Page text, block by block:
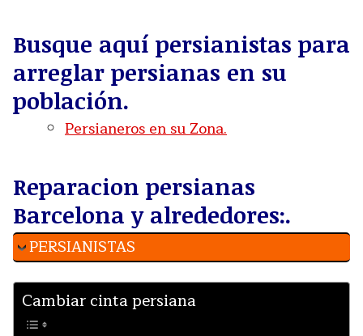
Busque aquí persianistas para
arreglar persianas en su
población.
Persianeros en su Zona.
Reparacion persianas
Barcelona y alrededores:.
PERSIANISTAS
Cambiar cinta persiana